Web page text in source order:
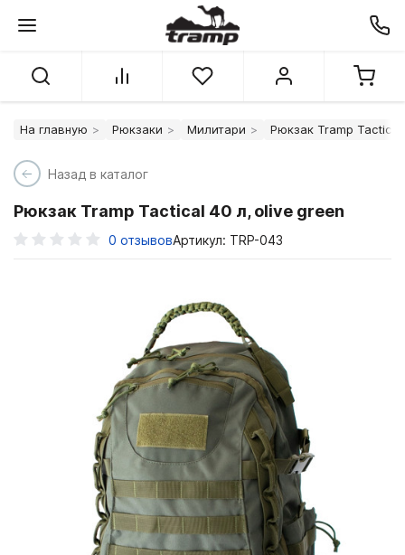
На главную Рюкзаки Милитари Рюкзак Tramp
Назад в каталог
Рюкзак Tramp Tactical 40 л, olive green
0 отзывовАртикул: TRP-043